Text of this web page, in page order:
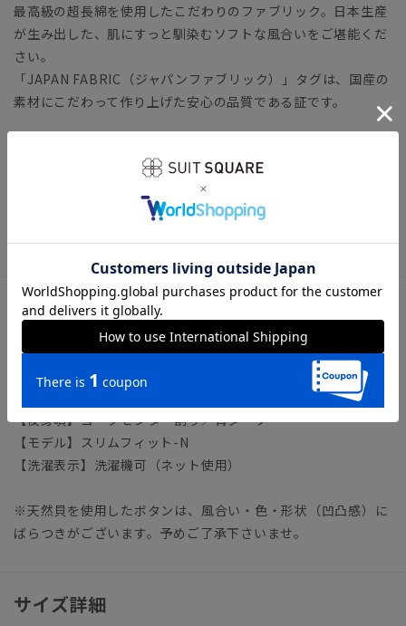
最高級の超長綿を使用したこだわりのファブリック。日本生産
が生み出した、肌にすっと馴染むソフトな風合いをご堪能くだ
さい。
「JAPAN FABRIC（ジャパンファブリック）」タグは、国産の
素材にこだわって作り上げた安心の品質である証です。
◆スーツに合うワイシャツおすすめ12選｜おしゃれ＆失敗しな
アイテム詳細
【襟】ワイド／キーパー取り外し可
【袖】長袖／セットインスリーブ
【前身頃】胸ポケット／フレンチフロント
【後身頃】ヨークセンター割り／背ダーツ
【モデル】スリムフィット-N
【洗濯表示】洗濯機可（ネット使用）
※天然貝を使用したボタンは、風合い・色・形状（凹凸感）に
ばらつきがございます。予めご了承下さいませ。
サイズ詳細